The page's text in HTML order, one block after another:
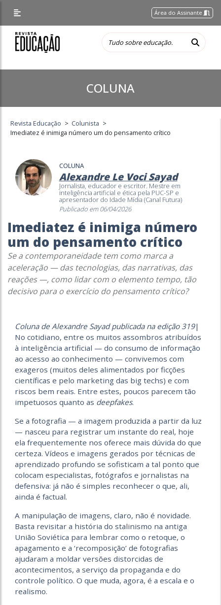
Área do Assinante
COLUNA
Revista Educação > Colunista >
Imediatez é inimiga número um do pensamento crítico
COLUNA
Alexandre Le Voci Sayad
Jornalista, educador e escritor. Mestre em
inteligência artificial e ética pela PUC-SP e
apresentador do Idade Mídia (Canal Futura)
Publicado em 06/04/2026
Imediatez é inimiga número
um do pensamento crítico
Se a contemporaneidade tem como marca a
aceleração — das tecnologias, das narrativas, das
reações —, como lidar com o elemento tempo, tão
decisivo para o exercício do pensamento crítico?
Coluna de Alexandre Sayad publicada na edição 319|
No cotidiano, entre os muitos assombros atribuídos
à inteligência artificial — do consumo de informação
ao acesso ao conhecimento — convivemos com
exageros (muitos deles alimentados por ficções
científicas e pelo marketing das big techs) e com
riscos bem reais. Entre estes, poucos parecem tão
impetuosos quanto as deepfakes.
Se a fotografia — a imagem produzida a partir da luz
— nasceu para registrar um instante do real, hoje
ela frequentemente nos oferece mais dúvida do que
certeza. Vídeos e imagens gerados por técnicas de
aprendizado profundo se sofisticam a tal ponto que
colocam especialistas, fotógrafos e jornalistas na
defensiva: já não é simples reconhecer o que, ali,
ainda é factual.
A manipulação de imagens, claro, não é novidade.
Basta revisitar a história do stalinismo na antiga
União Soviética para lembrar como o retoque, o
apagamento e a ‘recomposição’ de fotografias
ajudaram a moldar versões distorcidas de
acontecimentos, a serviço da propaganda e do
controle político. O que muda, agora, é a escala e o
realismo.